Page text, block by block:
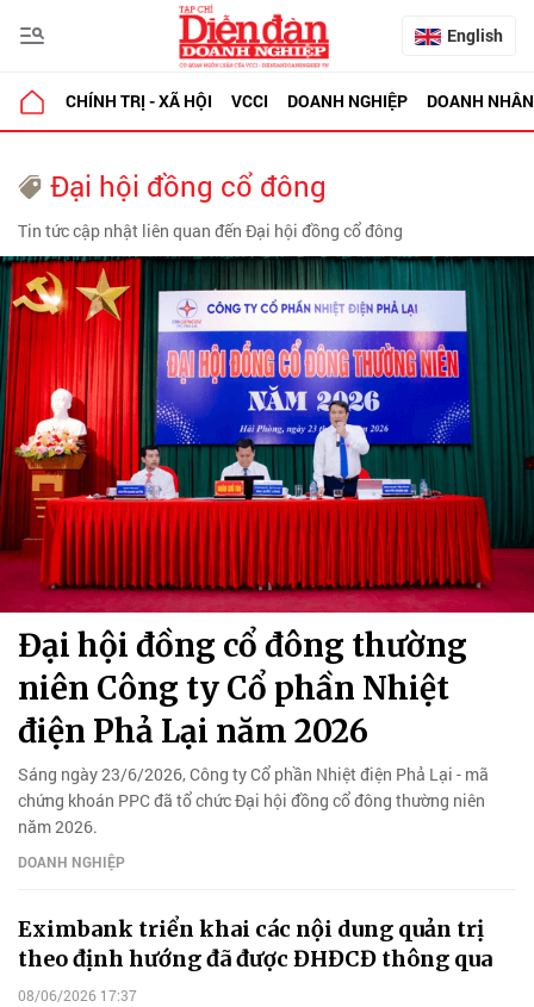
English
CHÍNH TRỊ - XÃ HỘI VCCI DOANH NGHIỆP DOANH NHÂN
Đại hội đồng cổ đông
Tin tức cập nhật liên quan đến Đại hội đồng cổ đông
Đại hội đồng cổ đông thường
niên Công ty Cổ phần Nhiệt
điện Phả Lại năm 2026
Sáng ngày 23/6/2026, Công ty Cổ phần Nhiệt điện Phả Lại - mã
chứng khoán PPC đã tổ chức Đại hội đồng cổ đông thường niên
năm 2026.
DOANH NGHIỆP
Eximbank triển khai các nội dung quản trị
theo định hướng đã được ĐHĐCĐ thông qua
08/06/2026 17:37